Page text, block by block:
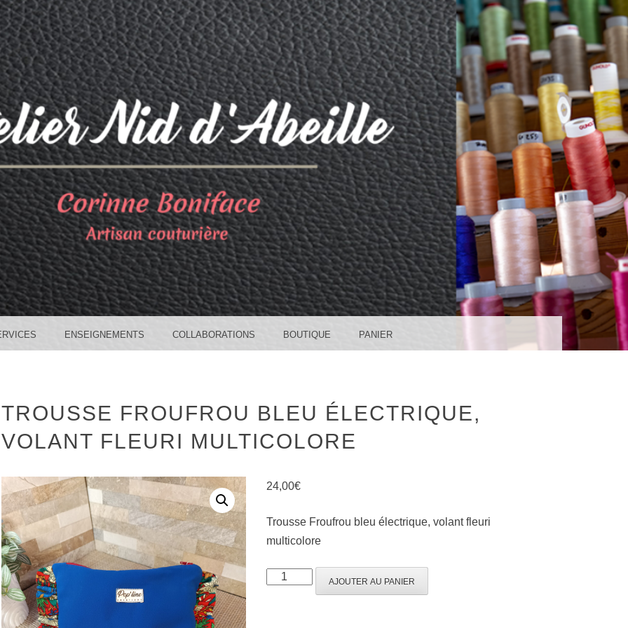
ENSEIGNEMENTS COLLABORATIONS BOUTIQUE PANIER
TROUSSE FROUFROU BLEU ÉLECTRIQUE,
VOLANT FLEURI MULTICOLORE
24,00€
Trousse Froufrou bleu électrique, volant fleuri
multicolore
AJOUTER AU PANIER